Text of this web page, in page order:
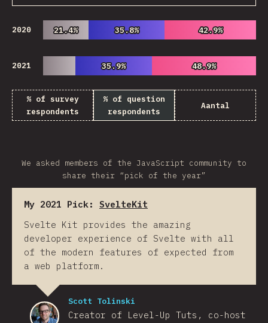
2020 21.4%
21.4% 35.8%
35.8% 42.9%
42.9%
2021 35.9%
35.9% 48.9%
48.9%
% of survey
respondents
% of question
respondents
Aantal
We asked members of the JavaScript community to
share their “pick of the year”
My 2021 Pick: SvelteKit
Svelte Kit provides the amazing
developer experience of Svelte with all
of the modern features of expected from
a web platform.
Scott Tolinski
Creator of Level-Up Tuts, co-host